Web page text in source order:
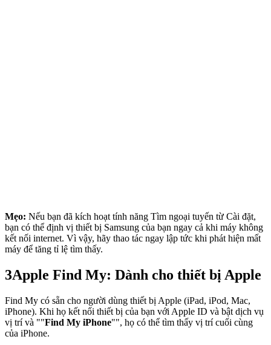
Mẹo: Nếu bạn đã kích hoạt tính năng Tìm ngoại tuyến từ Cài đặt,
bạn có thể định vị thiết bị Samsung của bạn ngay cả khi máy không
kết nối internet. Vì vậy, hãy thao tác ngay lập tức khi phát hiện mất
máy để tăng tỉ lệ tìm thấy.
3Apple Find My: Dành cho thiết bị Apple
Find My có sẵn cho người dùng thiết bị Apple (iPad, iPod, Mac,
iPhone). Khi họ kết nối thiết bị của bạn với Apple ID và bật dịch vụ
vị trí và ""Find My iPhone"", họ có thể tìm thấy vị trí cuối cùng
của iPhone.